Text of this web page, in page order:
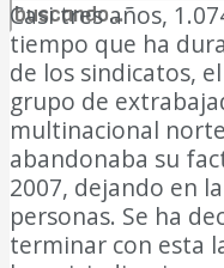
no encontramos
Ver todos los
Casi tres años,
tiempo que ha
de los sindicatos,
grupo de
multinacional
abandonaba su
2007, dejando en
personas. Se ha
terminar con esta